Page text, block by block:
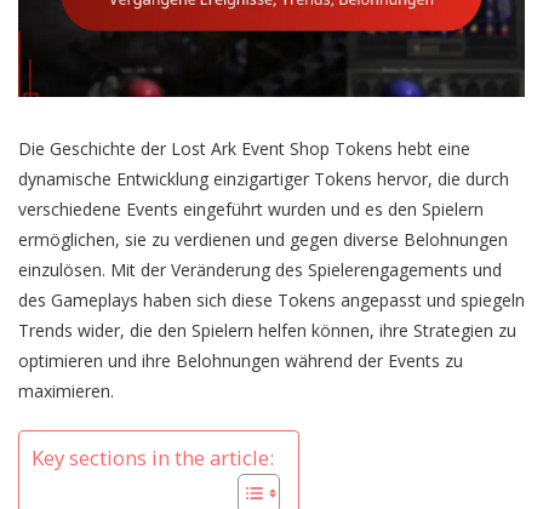
Die Geschichte der Lost Ark Event Shop Tokens hebt eine
dynamische Entwicklung einzigartiger Tokens hervor, die durch
verschiedene Events eingeführt wurden und es den Spielern
ermöglichen, sie zu verdienen und gegen diverse Belohnungen
einzulösen. Mit der Veränderung des Spielerengagements und
des Gameplays haben sich diese Tokens angepasst und spiegeln
Trends wider, die den Spielern helfen können, ihre Strategien zu
optimieren und ihre Belohnungen während der Events zu
maximieren.
Key sections in the article: